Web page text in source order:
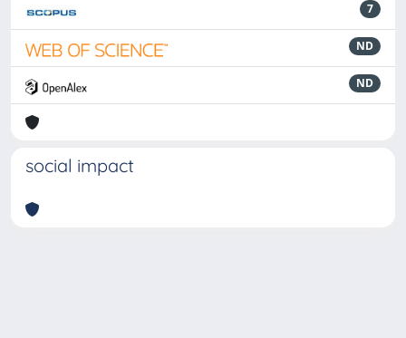
7
ND
ND
social impact